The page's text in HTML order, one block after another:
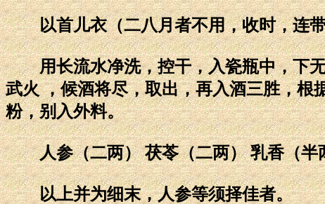
以首儿衣（二八月者不用，收时，连带
用长流水净洗，控干，入瓷瓶中，下无
武火 ，候酒将尽，取出，再入酒三胜，根
粉，别入外料。
人参（二两） 茯苓（二两） 乳香（半
以上并为细末，人参等须择佳者。